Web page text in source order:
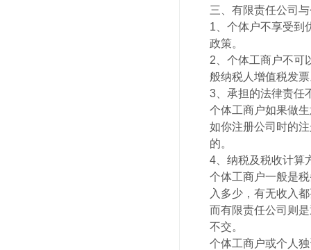
三、有限责任公司
1、个体户不享受到
政策。
2、个体工商户不可
般纳税人增值税发
3、承担的法律责任
个体工商户如果做
如你注册公司时的
的。
4、纳税及税收计算
个体工商户一般是
入多少，有无收入
而有限责任公司则
不交。
个体工商户或个人